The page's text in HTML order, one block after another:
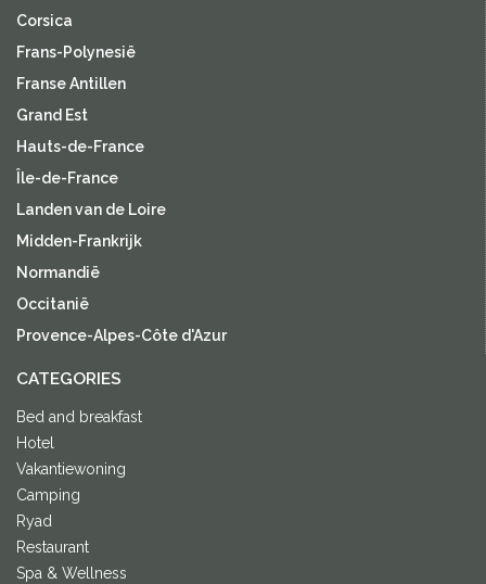
Corsica
Frans-Polynesië
Franse Antillen
Grand Est
Hauts-de-France
Île-de-France
Landen van de Loire
Midden-Frankrijk
Normandië
Occitanië
Provence-Alpes-Côte d'Azur
CATEGORIES
Bed and breakfast
Hotel
Vakantiewoning
Camping
Ryad
Restaurant
Spa & Wellness